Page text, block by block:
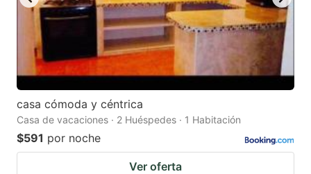
casa cómoda y céntrica
Casa de vacaciones · 2 Huéspedes · 1 Habitación
$591 por noche
Ver oferta